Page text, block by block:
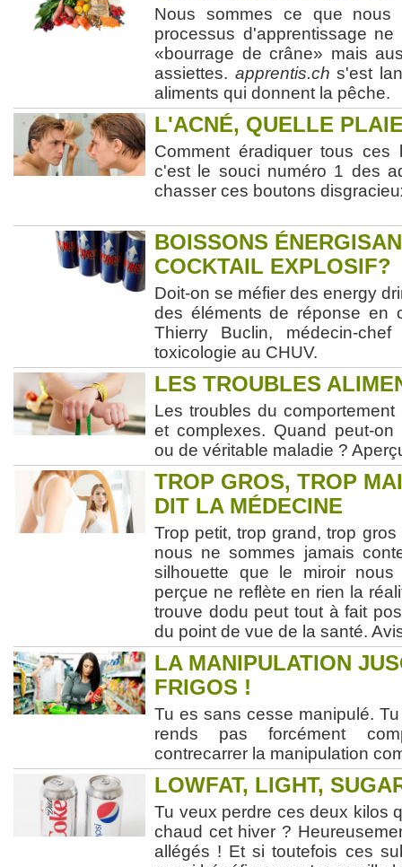
Nous sommes ce que nous
processus d'apprentissage
«bourrage de crâne» mais
assiettes. apprentis.ch s'est
aliments qui donnent la pêche.
L'ACNÉ, QUELLE
Comment éradiquer tous
c'est le souci numéro 1 des
chasser ces boutons
BOISSONS
COCKTAIL EXPLOSIF?
Doit-on se méfier des energy
des éléments de réponse en
Thierry Buclin, médecin-
toxicologie au CHUV.
LES TROUBLES
Les troubles du
et complexes. Quand peut-
ou de véritable maladie ?
TROP GROS, TROP
DIT LA MÉDECINE
Trop petit, trop grand, trop
nous ne sommes jamais
silhouette que le miroir nous
perçue ne reflète en rien la
trouve dodu peut tout à fait
du point de vue de la santé.
LA MANIPULATION
FRIGOS !
Tu es sans cesse manipulé.
rends pas forcément
contrecarrer la manipulation
LOWFAT, LIGHT,
Tu veux perdre ces deux kilos
chaud cet hiver ?
allégés ! Et si toutefois ces